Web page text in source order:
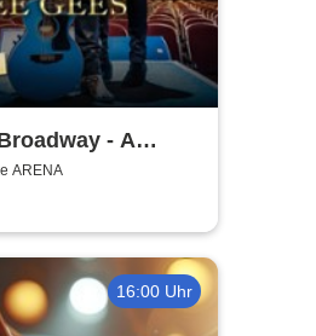
- A
Bee Gees
Night Fever
ARENA
16:00 Uhr